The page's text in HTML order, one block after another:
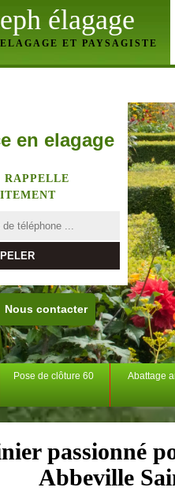
élagage
ET PAYSAGISTE
en elagage
RAPPELLE
Nous contacter
Pose de clôture 60 Abattage
passionné
Abbeville